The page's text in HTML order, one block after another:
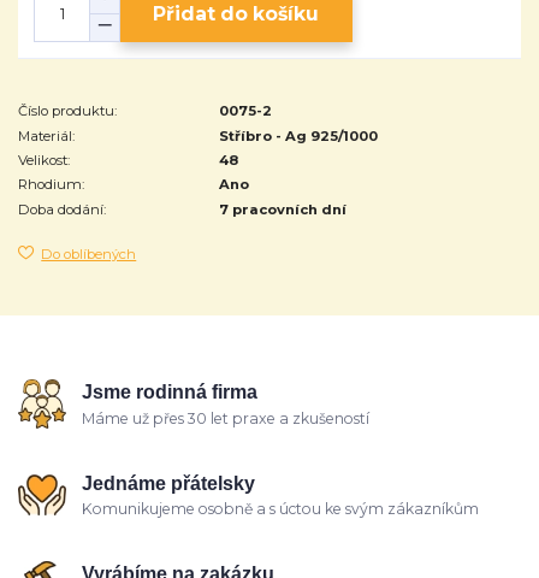
Přidat do košíku
Číslo produktu:
0075-2
Materiál:
Stříbro - Ag 925/1000
Velikost:
48
Rhodium:
Ano
Doba dodání:
7 pracovních dní
Do oblíbených
Jsme rodinná firma
Máme už přes 30 let praxe a zkušeností
Jednáme přátelsky
Komunikujeme osobně a s úctou ke svým zákazníkům